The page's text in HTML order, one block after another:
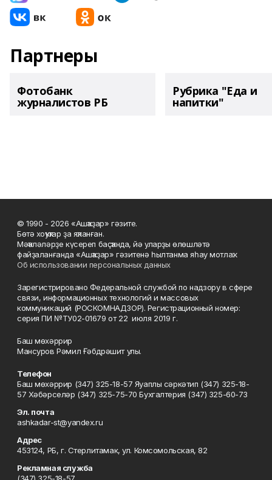
Партнеры
Фотобанк
журналистов РБ
Рубрика "Еда и
напитки"
© 1990 - 2026 «Ашҡаҙар» гәзите.
Бөтә хоҡуҡтар ҙа яҡланған.
Мәҡәләләрҙе күсереп баҫҡанда, йә уларҙы өлөшләтә
файҙаланғанда «Ашҡаҙар» гәзитенә һылтанма яһау мотлаҡ.
Об использовании персональных данных
Зарегистрировано Федеральной службой по надзору в сфере
связи, информационных технологий и массовых
коммуникаций (РОСКОМНАДЗОР). Регистрационный номер:
серия ПИ №ТУ02-01679 от 22 июля 2019 г.
Баш мөхәррир
Мансуров Рәмил Ғәбдрәшит улы.
Телефон
Баш мөхәррир (347) 325-18-57 Яуаплы сәркәтип (347) 325-18-
57 Хәбәрселәр (347) 325-75-70 Бухгалтерия (347) 325-60-73
Эл. почта
ashkadar-st@yandex.ru
Адрес
453124, РБ, г. Стерлитамак, ул. Комсомольская, 82
Рекламная служба
(347) 325-18-57